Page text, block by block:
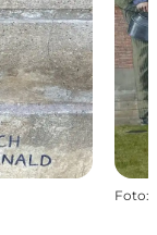
Foto: